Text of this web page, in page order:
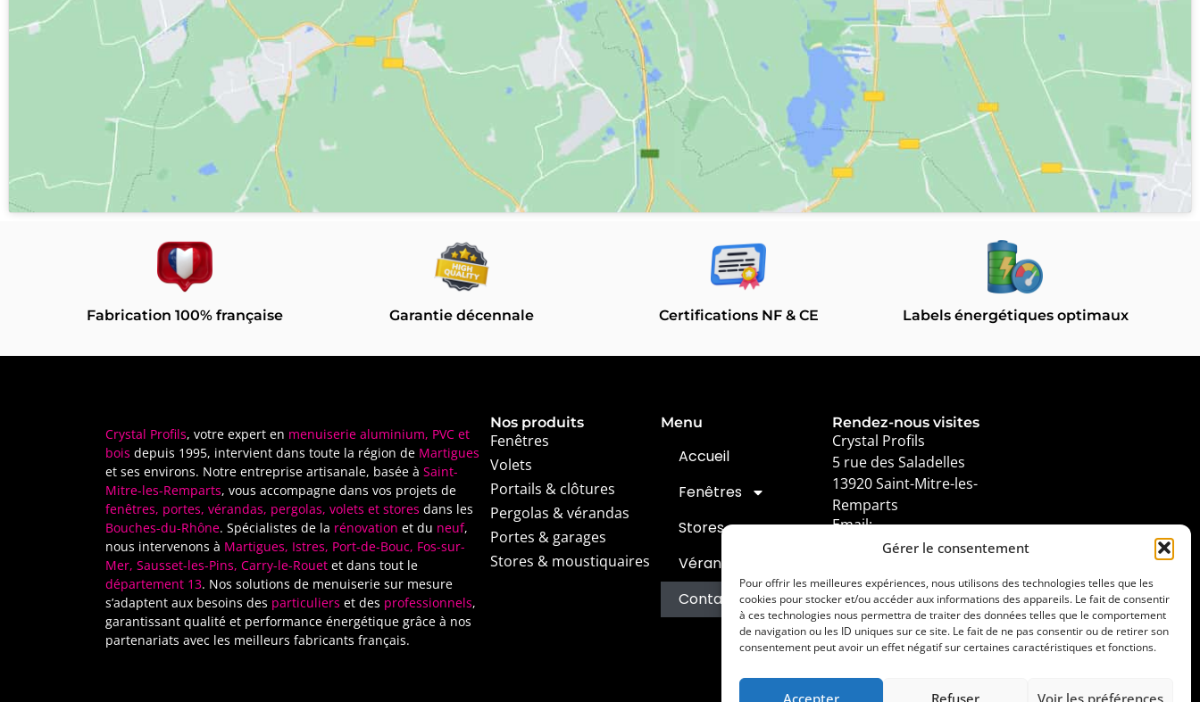
Gérer le consentement
Pour offrir les meilleures expériences, nous utilisons des technologies telles que les
cookies pour stocker et/ou accéder aux informations des appareils. Le fait de consentir
à ces technologies nous permettra de traiter des données telles que le comportement
de navigation ou les ID uniques sur ce site. Le fait de ne pas consentir ou de retirer son
consentement peut avoir un effet négatif sur certaines caractéristiques et fonctions.
Accepter Refuser Voir les préférences
Fabrication 100% française Garantie décennale Certifications NF & CE Labels énergétiques optimaux
Crystal Profils, votre expert en menuiserie aluminium, PVC et
bois depuis 1995, intervient dans toute la région de Martigues
et ses environs. Notre entreprise artisanale, basée à Saint-
Mitre-les-Remparts, vous accompagne dans vos projets de
fenêtres, portes, vérandas, pergolas, volets et stores dans les
Bouches-du-Rhône. Spécialistes de la rénovation et du neuf,
nous intervenons à Martigues, Istres, Port-de-Bouc, Fos-sur-
Mer, Sausset-les-Pins, Carry-le-Rouetet dans tout le
département 13. Nos solutions de menuiserie sur mesure
s’adaptent aux besoins des particuliers et des professionnels,
garantissant qualité et performance énergétique grâce à nos
partenariats avec les meilleurs fabricants français.
Nos produits
Fenêtres
Volets
Portails & clôtures
Pergolas & vérandas
Portes & garages
Stores & moustiquaires
Menu
Accueil
Fenêtres
Stores
Vérandas
Contact & Devis
Rendez-nous visites
Crystal Profils
5 rue des Saladelles
13920 Saint-Mitre-les-
Remparts
Email:
crystalprofils@orange.fr